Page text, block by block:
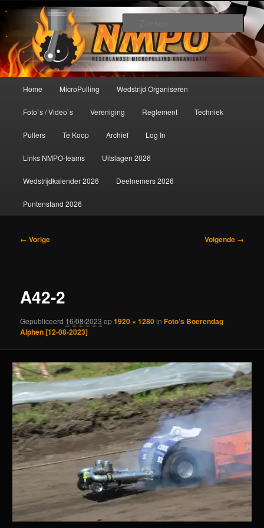
primaire
inhoudNederlandse MicroPulling
Organisatie
De meest krachtige modelbouwsport ter wereld!
Home MicroPulling Wedstrijd Organiseren
Foto`s / Video`s Vereniging Reglement Techniek
Pullers Te Koop Archief Log In
Links NMPO-teams Uitslagen 2026
Wedstrijdkalender 2026 Deelnemers 2026
Puntenstand 2026
Afbeeldingsnavigatie
← Vorige Volgende →
A42-2
Gepubliceerd 16/08/2023 op1920 × 1280inFoto’s Boerendag
Alphen [12-08-2023]